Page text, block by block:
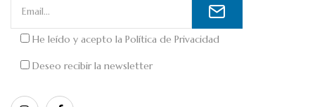
He leído y acepto la Política de Privacidad
Deseo recibir la newsletter